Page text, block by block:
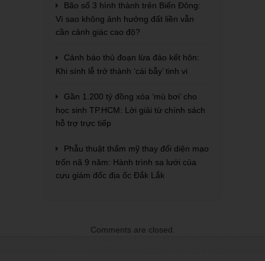
Bão số 3 hình thành trên Biển Đông:
Vì sao không ảnh hưởng đất liền vẫn
cần cảnh giác cao độ?
Cảnh báo thủ đoạn lừa đảo kết hôn:
Khi sính lễ trở thành ‘cái bẫy’ tinh vi
Gần 1.200 tỷ đồng xóa ‘mù bơi’ cho
học sinh TP.HCM: Lời giải từ chính sách
hỗ trợ trực tiếp
Phẫu thuật thẩm mỹ thay đổi diện mạo
trốn nã 9 năm: Hành trình sa lưới của
cựu giám đốc địa ốc Đắk Lắk
Comments are closed.